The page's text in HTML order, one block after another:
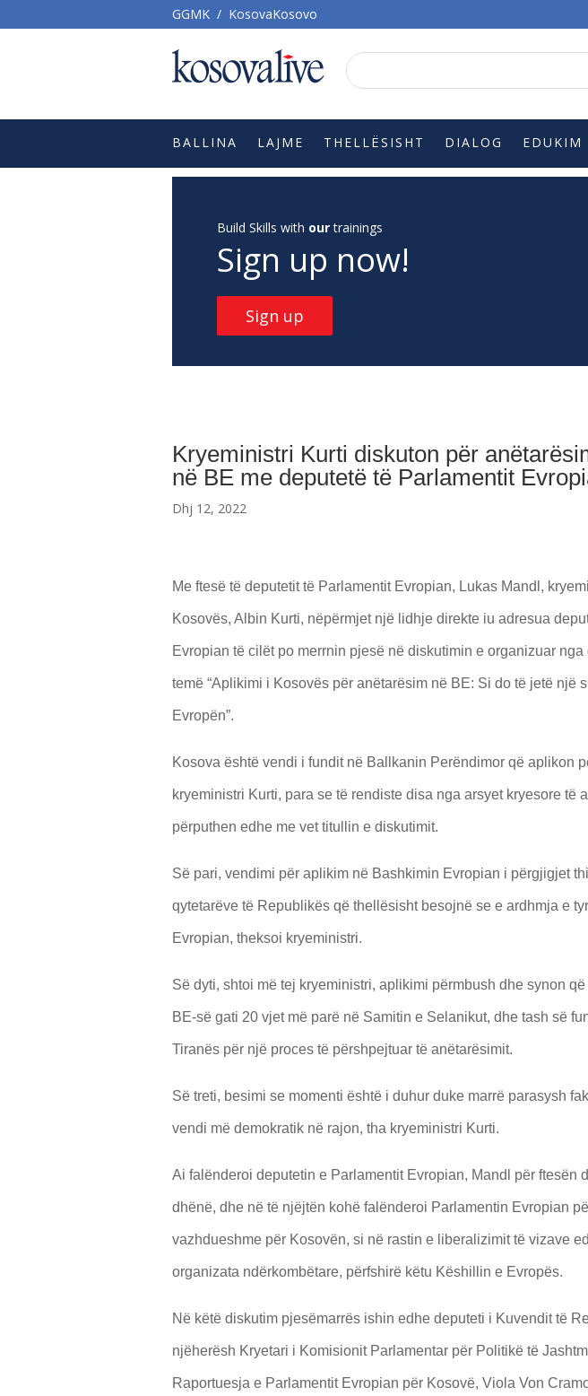
GGMK / KosovaKosovo
BALLINA LAJME THELLËSISHT DIALOG EDUKIM
Build Skills with ourtrainings
Sign up now!
Sign up
Kryeministri Kurti diskuton për
në BE me deputetë të Parlamentit
Dhj 12, 2022
Me ftesë të deputetit të Parlamentit Evropian, Lukas Mandl,
Kosovës, Albin Kurti, nëpërmjet një lidhje direkte iu adresua
Evropian të cilët po merrnin pjesë në diskutimin e organizuar
temë “Aplikimi i Kosovës për anëtarësim në BE: Si do të jetë një
Evropën”.
Kosova është vendi i fundit në Ballkanin Perëndimor që aplikon
kryeministri Kurti, para se të rendiste disa nga arsyet kryesore të
përputhen edhe me vet titullin e diskutimit.
Së pari, vendimi për aplikim në Bashkimin Evropian i përgjigjet
qytetarëve të Republikës që thellësisht besojnë se e ardhmja e
Evropian, theksoi kryeministri.
Së dyti, shtoi më tej kryeministri, aplikimi përmbush dhe synon
BE-së gati 20 vjet më parë në Samitin e Selanikut, dhe tash së
Tiranës për një proces të përshpejtuar të anëtarësimit.
Së treti, besimi se momenti është i duhur duke marrë parasysh
vendi më demokratik në rajon, tha kryeministri Kurti.
Ai falënderoi deputetin e Parlamentit Evropian, Mandl për ftesën
dhënë, dhe në të njëjtën kohë falënderoi Parlamentin Evropian
vazhdueshme për Kosovën, si në rastin e liberalizimit të vizave
organizata ndërkombëtare, përfshirë këtu Këshillin e Evropës.
Në këtë diskutim pjesëmarrës ishin edhe deputeti i Kuvendit të
njëherësh Kryetari i Komisionit Parlamentar për Politikë të
Raportuesja e Parlamentit Evropian për Kosovë, Viola Von